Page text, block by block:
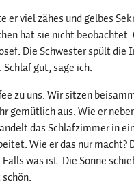
er viel zähes und gelbes
hat sie nicht beobachtet.
Die Schwester spült die
gut, sage ich.
zu uns. Wir sitzen
gemütlich aus. Wie er
das Schlafzimmer in
Wie er das nur macht?
was ist. Die Sonne